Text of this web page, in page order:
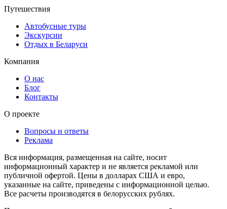
Путешествия
Автобусные туры
Экскурсии
Отдых в Беларуси
Компания
О нас
Блог
Контакты
О проекте
Вопросы и ответы
Реклама
Вся информация, размещенная на сайте, носит
информационный характер и не является рекламой или
публичной офертой. Цены в долларах США и евро,
указанные на сайте, приведены с информационной целью.
Все расчеты производятся в белорусских рублях.